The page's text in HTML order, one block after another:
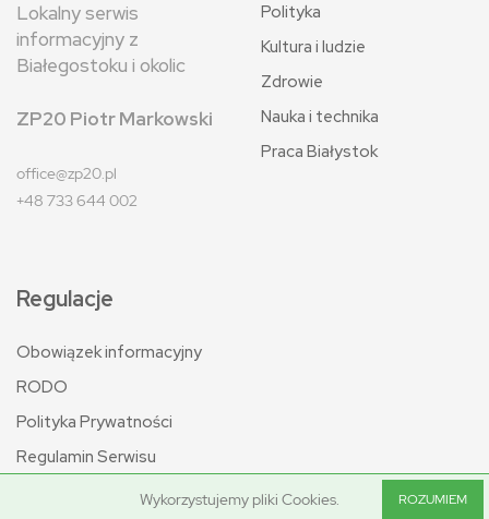
Lokalny serwis
informacyjny z
Białegostoku i okolic
ZP20 Piotr Markowski
office@zp20.pl
+48 733 644 002
Polityka
Kultura i ludzie
Zdrowie
Nauka i technika
Praca Białystok
Regulacje
Obowiązek informacyjny
RODO
Polityka Prywatności
Regulamin Serwisu
Wykorzystujemy pliki Cookies.
ROZUMIEM